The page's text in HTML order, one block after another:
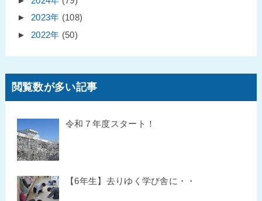
► 2023年 (108)
► 2022年 (50)
閲覧数が多い記事
令和７年度スタート！
【6年生】去りゆく学び舎に・・